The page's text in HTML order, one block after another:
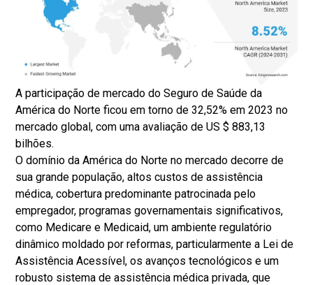
A participação de mercado do Seguro de Saúde da
América do Norte ficou em torno de 32,52% em 2023 no
mercado global, com uma avaliação de US $ 883,13
bilhões.
O domínio da América do Norte no mercado decorre de
sua grande população, altos custos de assistência
médica, cobertura predominante patrocinada pelo
empregador, programas governamentais significativos,
como Medicare e Medicaid, um ambiente regulatório
dinâmico moldado por reformas, particularmente a Lei de
Assistência Acessível, os avanços tecnológicos e um
robusto sistema de assistência médica privada, que